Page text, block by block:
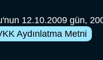
12.10.2009 gün,
Aydınlatma Metni